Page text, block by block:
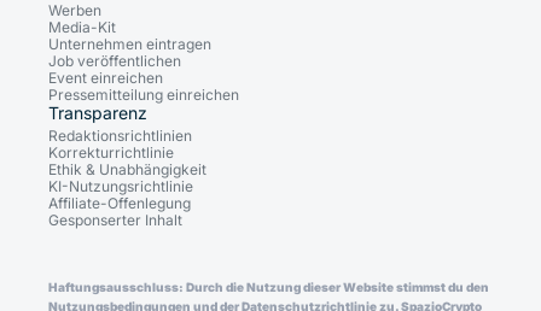
Werben
Media-Kit
Unternehmen eintragen
Job veröffentlichen
Event einreichen
Pressemitteilung einreichen
Transparenz
Redaktionsrichtlinien
Korrekturrichtlinie
Ethik & Unabhängigkeit
KI-Nutzungsrichtlinie
Affiliate-Offenlegung
Gesponserter Inhalt
Haftungsausschluss: Durch die Nutzung dieser Website stimmst du den
Nutzungsbedingungen und der Datenschutzrichtlinie zu. SpazioCrypto